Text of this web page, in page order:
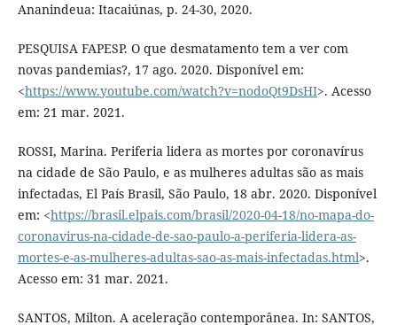
Ananindeua: Itacaiúnas, p. 24-30, 2020.
PESQUISA FAPESP. O que desmatamento tem a ver com
novas pandemias?, 17 ago. 2020. Disponível em:
<https://www.youtube.com/watch?v=nodoQt9DsHI>. Acesso
em: 21 mar. 2021.
ROSSI, Marina. Periferia lidera as mortes por coronavírus
na cidade de São Paulo, e as mulheres adultas são as mais
infectadas, El País Brasil, São Paulo, 18 abr. 2020. Disponível
em: <https://brasil.elpais.com/brasil/2020-04-18/no-mapa-do-
coronavirus-na-cidade-de-sao-paulo-a-periferia-lidera-as-
mortes-e-as-mulheres-adultas-sao-as-mais-infectadas.html>.
Acesso em: 31 mar. 2021.
SANTOS, Milton. A aceleração contemporânea. In: SANTOS,